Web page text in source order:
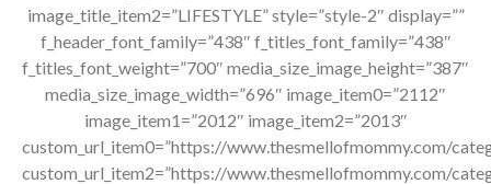
image_title_item2=”LIFESTYLE” style=”style-2″ display=””
f_header_font_family=”438″ f_titles_font_family=”438″
f_titles_font_weight=”700″ media_size_image_height=”387″
media_size_image_width=”696″ image_item0=”2112″
image_item1=”2012″ image_item2=”2013″
custom_url_item0=”https://www.thesmellofmommy.com/
custom_url_item2=”https://www.thesmellofmommy.com/